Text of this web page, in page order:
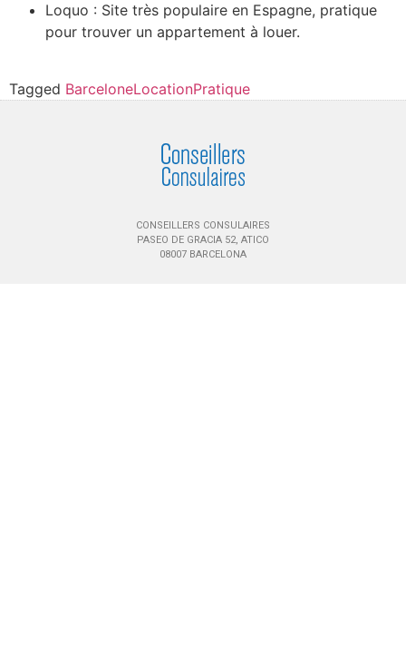
Loquo : Site très populaire en Espagne, pratique
pour trouver un appartement à louer.
Tagged BarceloneLocationPratique
CONSEILLERS CONSULAIRES
PASEO DE GRACIA 52, ATICO
08007 BARCELONA